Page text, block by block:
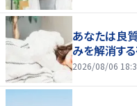
あなたは良
みを解消す
2026/08/06